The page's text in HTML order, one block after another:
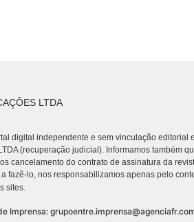
LTDA
digital independente e sem vinculação editorial
(recuperação judicial). Informamos também
cancelamento do contrato de assinatura da
fazê-lo, nos responsabilizamos apenas pelo
sites.
Imprensa: